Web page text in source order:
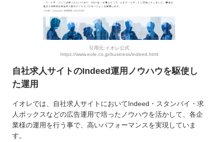
引用元:イオレ公式
https://www.eole.co.jp/business/indeed.html
自社求人サイトのIndeed運用ノウハウを駆使し
た運用
イオレでは、自社求人サイトにおいてIndeed・スタンバイ・求
人ボックスなどの広告運用で培ったノウハウを活かして、各企
業様の運用を行う事で、高いパフォーマンスを実現していま
す。